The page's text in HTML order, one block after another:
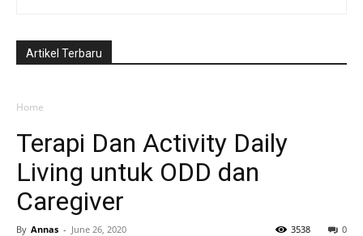
Artikel Terbaru